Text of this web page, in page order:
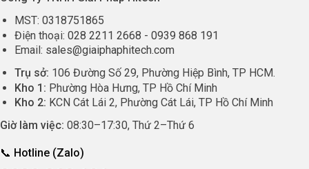
MST: 0318751865
Điện thoại: 028 2211 2668 - 0939 868 191
Email: sales@giaiphaphitech.com
Trụ sở: 106 Đường Số 29, Phường Hiệp Bình, TP HCM.
Kho 1: Phường Hòa Hưng, TP Hồ Chí Minh
Kho 2: KCN Cát Lái 2, Phường Cát Lái, TP Hồ Chí Minh
Giờ làm việc: 08:30–17:30, Thứ 2–Thứ 6
📞 Hotline (Zalo)